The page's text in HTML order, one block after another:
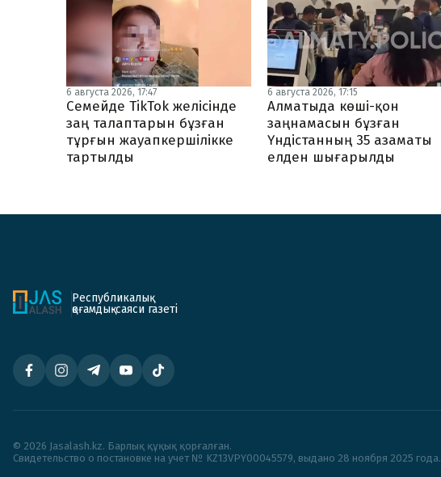
6 августа 2026, 17:47
Семейде TikTok желісінде
заң талаптарын бұзған
тұрғын жауапкершілікке
тартылды
6 августа 2026, 17:15
Алматыда көші-қон
заңнамасын бұзған
Үндістанның 35 азаматы
елден шығарылды
Республикалық
қоғамдық-саяси газеті
© 2026 Jasalash.kz. Барлық құқық қорғалған.
Cвидетельство о постановке на учет № KZ13VPY00045579, выдано 28 ноября 2025 года.